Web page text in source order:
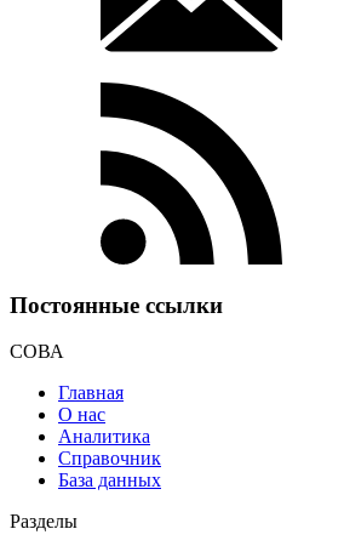
Постоянные ссылки
СОВА
Главная
О нас
Аналитика
Справочник
База данных
Разделы